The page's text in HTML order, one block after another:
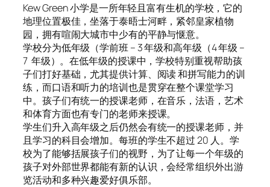
Kew Green 小学是一所年轻且富有生机的学校，它的
地理位置极佳，坐落于泰晤士河畔，紧邻皇家植物
园，拥有喧闹大城市中少有的平静与惬意。
学校分为低年级（学前班 – 3 年级和高年级（4 年级 –
7 年级）。在低年级的授课中，学校特别重视帮助孩
子们打好基础，尤其提供计算、阅读 和拼写能力的训
练，而口语和听力的培训也是贯穿在整个课堂学习
中。孩子们有统一的授课老师，在音乐，法语，艺术
和体育方面也有专门的老师来授课。
学生们升入高年级之后仍然会有统一的授课老师，并
且学习的科目会增加。每班的学生不超过 20 人。学
校为了能够括展孩子们的视野，为了让每一个年级的
孩子对外部世界都能有新的认识，会经常组织外出游
览活动和多种兴趣爱好俱乐部。